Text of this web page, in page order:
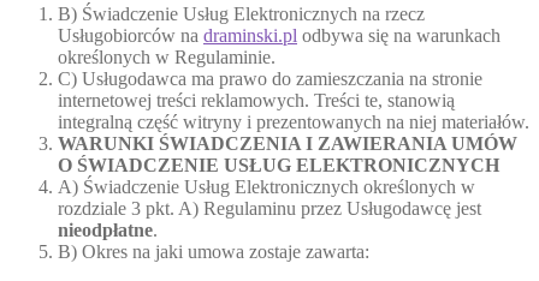
B) Świadczenie Usług Elektronicznych na rzecz
Usługobiorców na draminski.pl odbywa się na warunkach
określonych w Regulaminie.
C) Usługodawca ma prawo do zamieszczania na stronie
internetowej treści reklamowych. Treści te, stanowią
integralną część witryny i prezentowanych na niej materiałów.
WARUNKI ŚWIADCZENIA I ZAWIERANIA UMÓW
O ŚWIADCZENIE USŁUG ELEKTRONICZNYCH
A) Świadczenie Usług Elektronicznych określonych w
rozdziale 3 pkt. A) Regulaminu przez Usługodawcę jest
nieodpłatne.
B) Okres na jaki umowa zostaje zawarta: